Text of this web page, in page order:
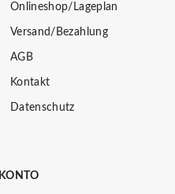
Onlineshop/Lageplan
Versand/Bezahlung
AGB
Kontakt
Datenschutz
KONTO